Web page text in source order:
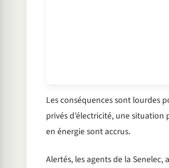
Les conséquences sont lourdes
privés d’électricité, une
en énergie sont accrus.
Alertés, les agents de la